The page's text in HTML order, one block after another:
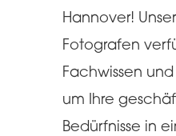
Hannover!
Fotografen
Fachwissen
um Ihre
Bedürfnisse in